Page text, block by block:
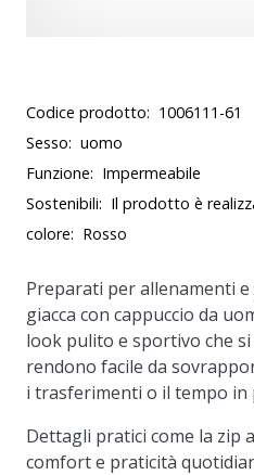
Codice prodotto: 1006111-61
Sesso: uomo
Funzione: Impermeabile
Sostenibili: Il prodotto è
colore: Rosso
Preparati per allenamenti
giacca con cappuccio da
look pulito e sportivo che
rendono facile da
i trasferimenti o il tempo
Dettagli pratici come la zip
comfort e praticità